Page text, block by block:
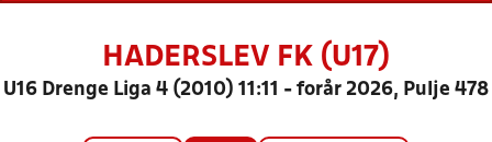
HADERSLEV FK (U17)
U16 Drenge Liga 4 (2010) 11:11 - forår 2026, Pulje 478